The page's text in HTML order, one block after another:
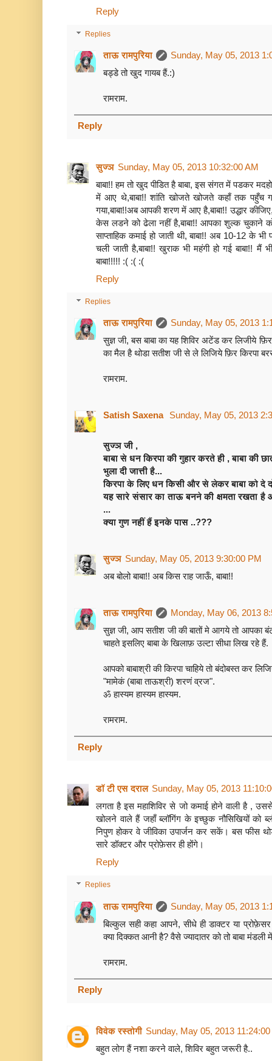
Reply
Replies
ताऊ रामपुरिया
Sunday, May 05, 2013
बड्डे तो खुद गायब हैं.:)
रामराम.
Reply
सुज्ञ Sunday, May 05, 2013 10:32:00 AM
बाबा!! हम तो खुद पीडित है बाबा, इस संगत में पडकर
में आए थे,बाबा!! शांति खोजते खोजते कहाँ तक पहुँच
गया,बाबा!!अब आपकी शरण में आए है,बाबा!! उद्धार
केस लडने को ढेला नहीं है,बाबा!! आपका शुल्क चुकाने को
साप्ताहिक कमाई हो जाती थी, बाबा!! अब 10-12 के
चली जाती है,बाबा!! खुराक भी महंगी हो गई बाबा!! मैं
बाबा!!!!! :‌‌( :( :(
Reply
Replies
ताऊ रामपुरिया
Sunday, May 05, 2013
सुज्ञ जी, बस बाबा का यह शिविर अटेंड कर लिजीये
का मैल है थोडा सतीश जी से ले लिजिये फ़िर किरपा
रामराम.
Satish Saxena Sunday, May 05, 2013
सुज्ञ जी ,
बाबा से धन किरपा की गुहार करते ही , बाबा की
भुला दी जात्ती है...
किरपा के लिए धन किसी और से लेकर बाबा को दे
यह सारे संसार का ताऊ बनने की क्षमता रखता
...
क्या गुण नहीं हैं इनके पास ..???
सुज्ञ Sunday, May 05, 2013 9:30:00 PM
अब बोलो बाबा!! अब किस राह जाऊँ, बाबा!!
ताऊ रामपुरिया
Monday, May 06, 2013
सुज्ञ जी, आप सतीश जी की बातों मे आगये तो आपका
चाहते इसलिए बाबा के खिलाफ़ उल्टा सीधा लिख रहे हैं.
आपको बाबाश्री की किरपा चाहिये तो बंदोबस्त कर
"मामेकं (बाबा ताऊश्री) शरणं व्रज".
ॐ हास्यम हास्यम हास्यम.
रामराम.
Reply
डॉ टी एस दराल Sunday, May 05, 2013
लगता है इस महाशिविर से जो कमाई होने वाली है ,
खोलने वाले हैं जहाँ ब्लॉगिंग के इच्छुक नौसिखियों को
निपुण होकर वे जीविका उपार्जन कर सकें। बस फीस
सारे डॉक्टर और प्रोफ़ेसर ही होंगे।
Reply
Replies
ताऊ रामपुरिया
Sunday, May 05, 2013
बिल्कुल सही कहा आपने, सीधे ही डाक्टर या प्रोफ़ेसर
क्या दिक्कत आनी है? वैसे ज्यादातर को तो बाबा मंडली
रामराम.
Reply
विवेक रस्तोगी Sunday, May 05, 2013
बहुत लोग हैं नशा करने वाले, शिविर बहुत जरूरी है..